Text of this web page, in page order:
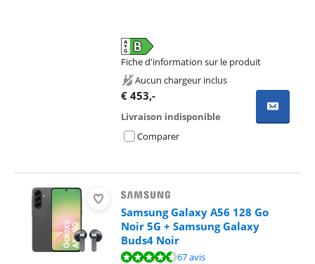
Fiche d'information sur le produit
s'ouvre dans un nouvel ongletAucun chargeur inclus
€ 453,-
Livraison indisponible
Comparer
Samsung Galaxy A56 128 Go
Noir 5G + Samsung Galaxy
Buds4 Noir
La note est de 9,2 sur 10, basée sur 67 avis.67 avis